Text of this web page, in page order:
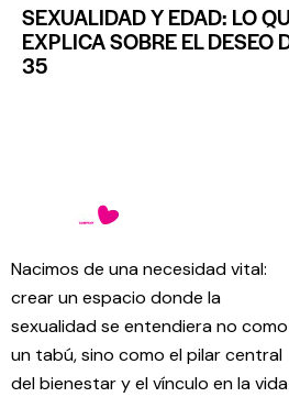
SEXUALIDAD Y EDAD: LO
EXPLICA SOBRE EL DESEO
35
Nacimos de una necesidad vital:
crear un espacio donde la
sexualidad se entendiera no como
un tabú, sino como el pilar central
del bienestar y el vínculo en la vida